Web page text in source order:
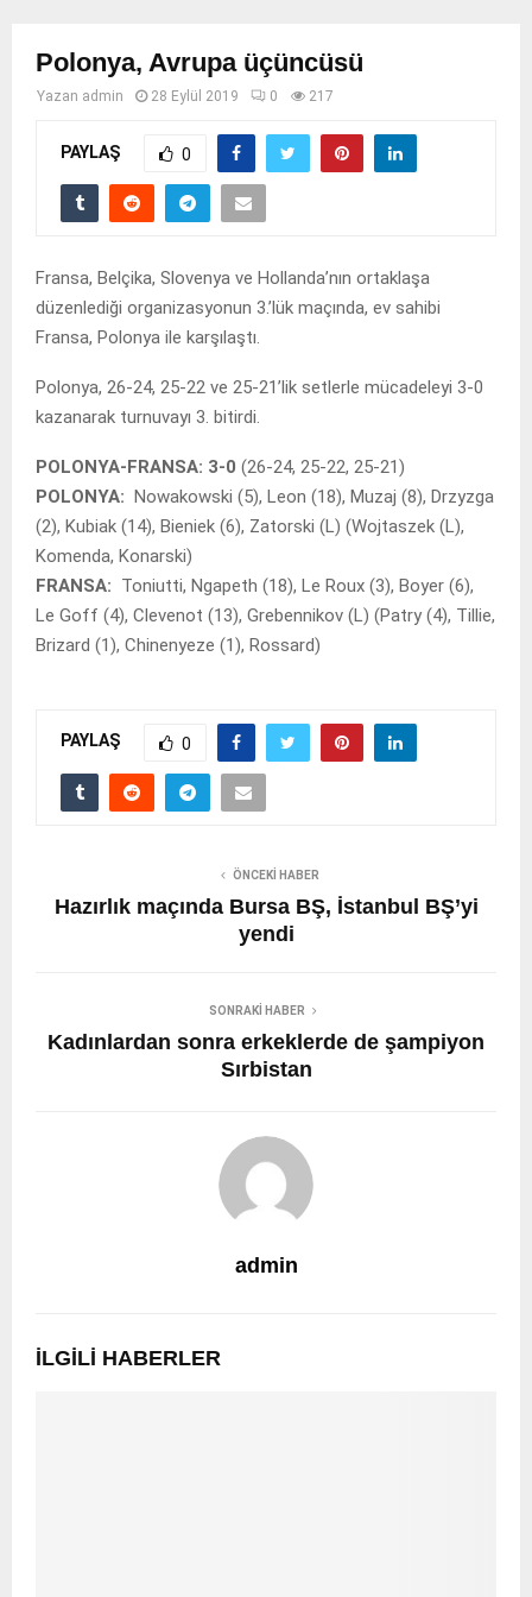
Polonya, Avrupa üçüncüsü
Yazan admin 28 Eylül 2019 0 217
PAYLAŞ 0
Fransa, Belçika, Slovenya ve Hollanda’nın ortaklaşa
düzenlediği organizasyonun 3.’lük maçında, ev sahibi
Fransa, Polonya ile karşılaştı.
Polonya, 26-24, 25-22 ve 25-21’lik setlerle mücadeleyi 3-0
kazanarak turnuvayı 3. bitirdi.
POLONYA-FRANSA: 3-0 (26-24, 25-22, 25-21)
POLONYA: Nowakowski (5), Leon (18), Muzaj (8), Drzyzga
(2), Kubiak (14), Bieniek (6), Zatorski (L) (Wojtaszek (L),
Komenda, Konarski)
FRANSA: Toniutti, Ngapeth (18), Le Roux (3), Boyer (6),
Le Goff (4), Clevenot (13), Grebennikov (L) (Patry (4), Tillie,
Brizard (1), Chinenyeze (1), Rossard)
PAYLAŞ 0
ÖNCEKI HABER
Hazırlık maçında Bursa BŞ, İstanbul BŞ’yi
yendi
SONRAKI HABER
Kadınlardan sonra erkeklerde de şampiyon
Sırbistan
admin
İLGILI HABERLER